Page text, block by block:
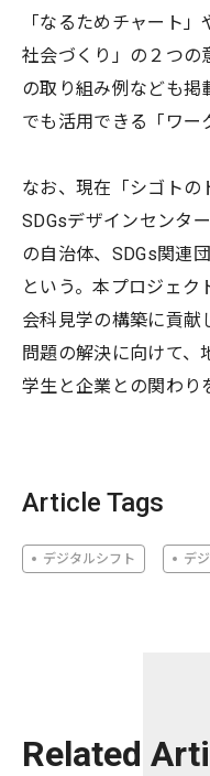
「なるためチャート
社会づくり」の２つの
の取り組み例なども掲
でも活用できる「ワー
なお、現在「シゴトの
SDGsデザインセンタ
の自治体、SDGs関連
という。本プロジェク
会科見学の構築に貢献
問題の解決に向けて、
学生と企業との関わり
Article Tags
デジタルシフト デ
Related